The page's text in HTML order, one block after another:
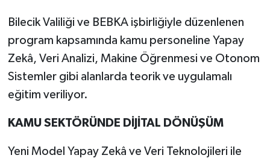
Bilecik Valiliği ve BEBKA işbirliğiyle düzenlenen
program kapsamında kamu personeline Yapay
Zekâ, Veri Analizi, Makine Öğrenmesi ve Otonom
Sistemler gibi alanlarda teorik ve uygulamalı
eğitim veriliyor.
KAMU SEKTÖRÜNDE DİJİTAL DÖNÜŞÜM
Yeni Model Yapay Zekâ ve Veri Teknolojileri ile